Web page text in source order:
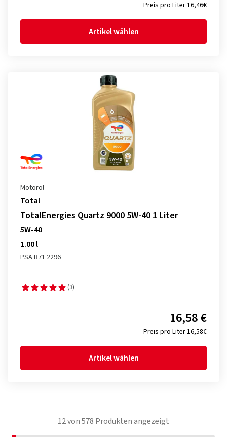
Preis pro Liter 16,46€
Artikel wählen
Motoröl
Total
TotalEnergies Quartz 9000 5W-40 1 Liter
5W-40
1.00 l
PSA B71 2296
(3)
Preis pro Liter 16,58€
16,58 €
Artikel wählen
12von578 Produkten angezeigt